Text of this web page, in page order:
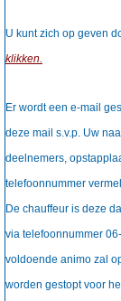
U kunt zich op geven
klikken.
Er wordt een e-mail
deze mail s.v.p. Uw
deelnemers,
telefoonnummer
De chauffeur is deze
via telefoonnummer
voldoende animo zal
worden gestopt voor